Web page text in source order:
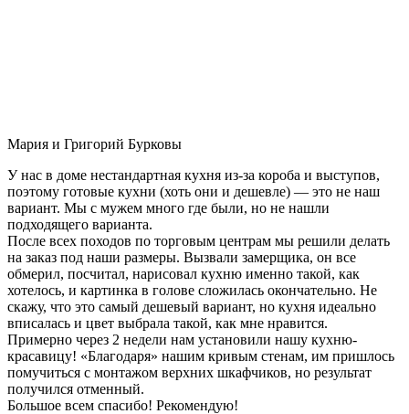
Мария и Григорий Бурковы
У нас в доме нестандартная кухня из-за короба и выступов,
поэтому готовые кухни (хоть они и дешевле) — это не наш
вариант. Мы с мужем много где были, но не нашли
подходящего варианта.
После всех походов по торговым центрам мы решили делать
на заказ под наши размеры. Вызвали замерщика, он все
обмерил, посчитал, нарисовал кухню именно такой, как
хотелось, и картинка в голове сложилась окончательно. Не
скажу, что это самый дешевый вариант, но кухня идеально
вписалась и цвет выбрала такой, как мне нравится.
Примерно через 2 недели нам установили нашу кухню-
красавицу! «Благодаря» нашим кривым стенам, им пришлось
помучиться с монтажом верхних шкафчиков, но результат
получился отменный.
Большое всем спасибо! Рекомендую!